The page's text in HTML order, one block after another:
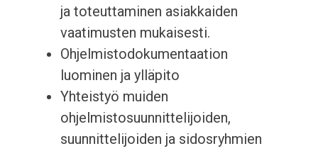
ja toteuttaminen asiakkaiden
vaatimusten mukaisesti.
Ohjelmistodokumentaation
luominen ja ylläpito
Yhteistyö muiden
ohjelmistosuunnittelijoiden,
suunnittelijoiden ja sidosryhmien